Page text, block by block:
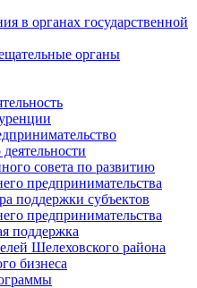
в органах государственной
органы
совета по развитию
предпринимательства
поддержки субъектов
предпринимательства
поддержка
Шелеховского района
бизнеса